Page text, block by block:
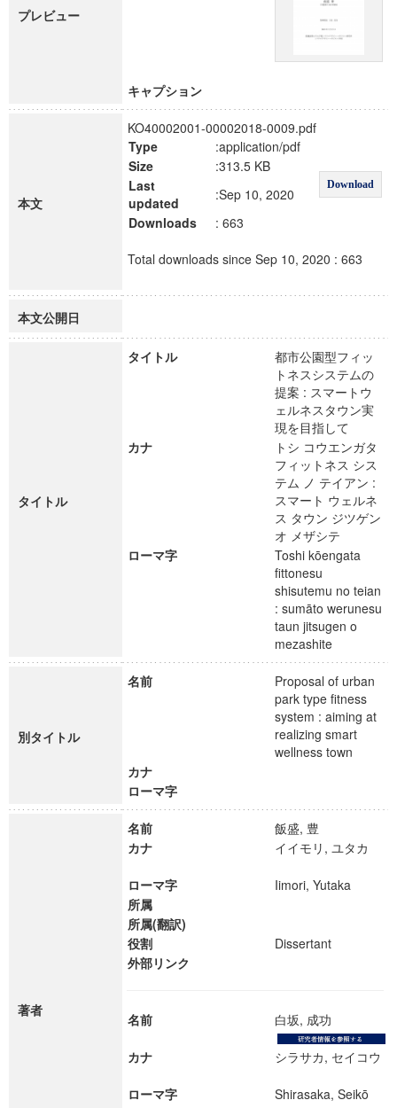
プレビュー
キャプション
本文
KO40002001-00002018-0009.pdf
Type
:application/pdf
Download
Size
:313.5 KB
Last
updated
:Sep 10, 2020
Downloads
: 663
Total downloads since Sep 10, 2020 : 663
本文公開日
タイトル
タイトル
都市公園型フィッ
トネスシステムの
提案 : スマートウ
ェルネスタウン実
現を目指して
カナ
トシ コウエンガタ
フィットネス シス
テム ノ テイアン :
スマート ウェルネ
ス タウン ジツゲン
オ メザシテ
ローマ字
Toshi kōengata
fittonesu
shisutemu no teian
: sumāto werunesu
taun jitsugen o
mezashite
別タイトル
名前
Proposal of urban
park type fitness
system : aiming at
realizing smart
wellness town
カナ
ローマ字
著者
名前
飯盛, 豊
カナ
イイモリ, ユタカ
ローマ字
Iimori, Yutaka
所属
所属(翻訳)
役割
Dissertant
外部リンク
名前 白坂, 成功
カナ シラサカ, セイコウ
ローマ字 Shirasaka, Seikō